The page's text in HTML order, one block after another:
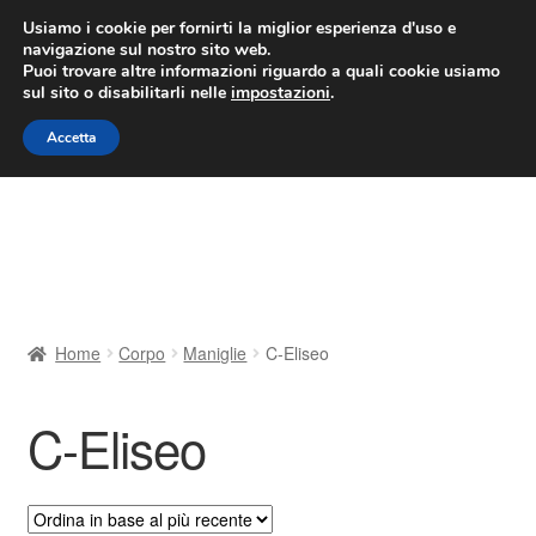
CONSEGNA da 7 EUR
Lun-Ven 9:00 - 16:00/800 580 290
Vai
alla
navigazione
Vai
al
contenuto
Contatto
Il mio account
Home Corpo Maniglie C-Eliseo
C-Eliseo
Usiamo i cookie per fornirti la miglior esperienza d'uso e
navigazione sul nostro sito web.
Puoi trovare altre informazioni riguardo a quali cookie usiamo
sul sito o disabilitarli nelle impostazioni.
Accetta